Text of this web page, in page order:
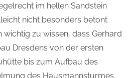
im hellen Sandstein
nicht besonders betont
zu wissen, dass Gerhard
Dresdens von der ersten
bis zum Aufbau des
des Hausmannsturmes